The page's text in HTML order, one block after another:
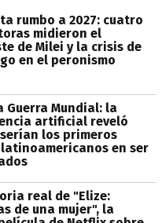
rumbo a 2027: cuatro
midieron el
de Milei y la crisis de
en el peronismo
Guerra Mundial: la
artificial reveló
los primeros
en ser
real de "Elize:
de una mujer", la